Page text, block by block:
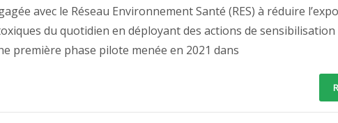
avec le Réseau Environnement Santé (RES) à réduire
du quotidien en déployant des actions de sensibilisation
première phase pilote menée en 2021 dans